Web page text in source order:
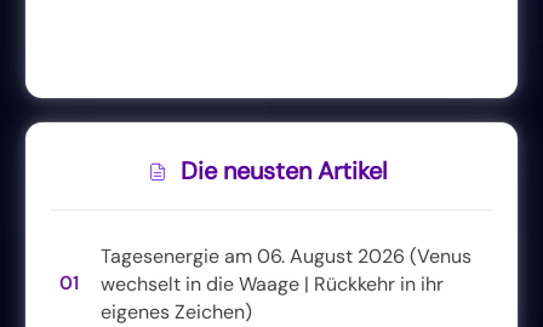
Die neusten Artikel
01
Tagesenergie am 06. August 2026 (Venus
wechselt in die Waage | Rückkehr in ihr
eigenes Zeichen)